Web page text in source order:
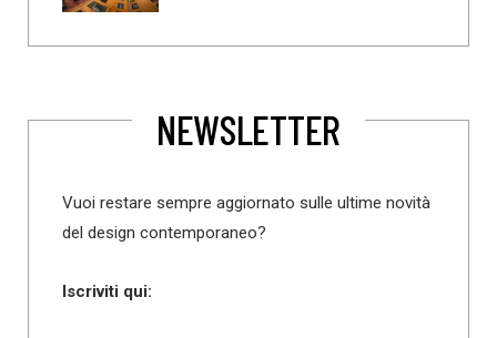
NEWSLETTER
Vuoi restare sempre aggiornato sulle ultime novità
del design contemporaneo?
Iscriviti qui: